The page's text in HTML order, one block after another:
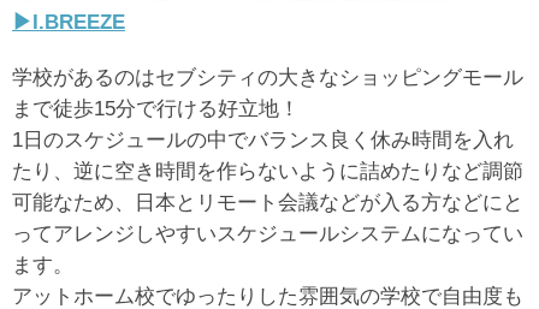
▶︎I.BREEZE
学校があるのはセブシティの大きなショッピングモール
まで徒歩15分で行ける好立地！
1日のスケジュールの中でバランス良く休み時間を入れ
たり、逆に空き時間を作らないように詰めたりなど調節
可能なため、日本とリモート会議などが入る方などにと
ってアレンジしやすいスケジュールシステムになってい
ます。
アットホーム校でゆったりした雰囲気の学校で自由度も